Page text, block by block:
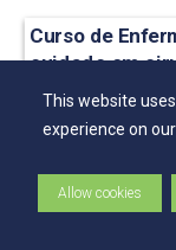
This website
experience on
Allow cookies
Curso de
cuidado em
terça-feira